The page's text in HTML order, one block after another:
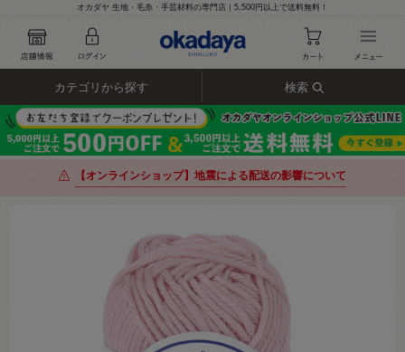
オカダヤ 生地・毛糸・手芸材料の専門店｜5,500円以上で送料無料！
カテゴリから探す 検索
【オンラインショップ】地震による配送の影響について